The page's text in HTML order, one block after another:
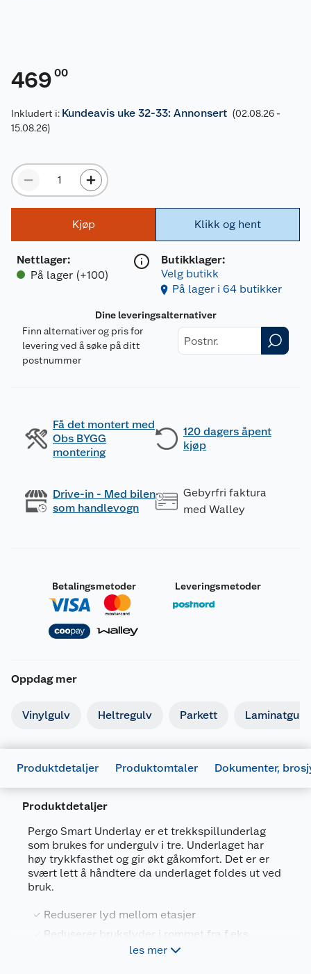
469 00
Inkludert i: Kundeavis uke 32-33: Annonsert (02.08.26 -
15.08.26)
Kjøp
Nettlager:
På lager (+100)
Klikk og hent
Butikklager:
Velg butikk
På lager i 64 butikker
Dine leveringsalternativer
Finn alternativer og pris for
levering ved å søke på ditt
postnummer
Få det montert med
Obs BYGG
montering
120 dagers åpent
kjøp
Drive-in - Med bilen
som handlevogn
Gebyrfri faktura
med Walley
Betalingsmetoder Leveringsmetoder
Oppdag mer
Vinylgulv Heltregulv Parkett Laminatgulv
Produktdetaljer Produktomtaler Dokumenter,
Produktdetaljer
Pergo Smart Underlay er et trekkspillunderlag
som brukes for undergulv i tre. Underlaget har
høy trykkfasthet og gir økt gåkomfort. Det er er
svært lett å håndtere da underlaget foldes ut ved
bruk.
Reduserer lyd mellom etasjer
Reduserer brukslyder i rommet fra f.eks
barneleker og dyrles mer
Generelt
Leverandørens
artikkelnummer